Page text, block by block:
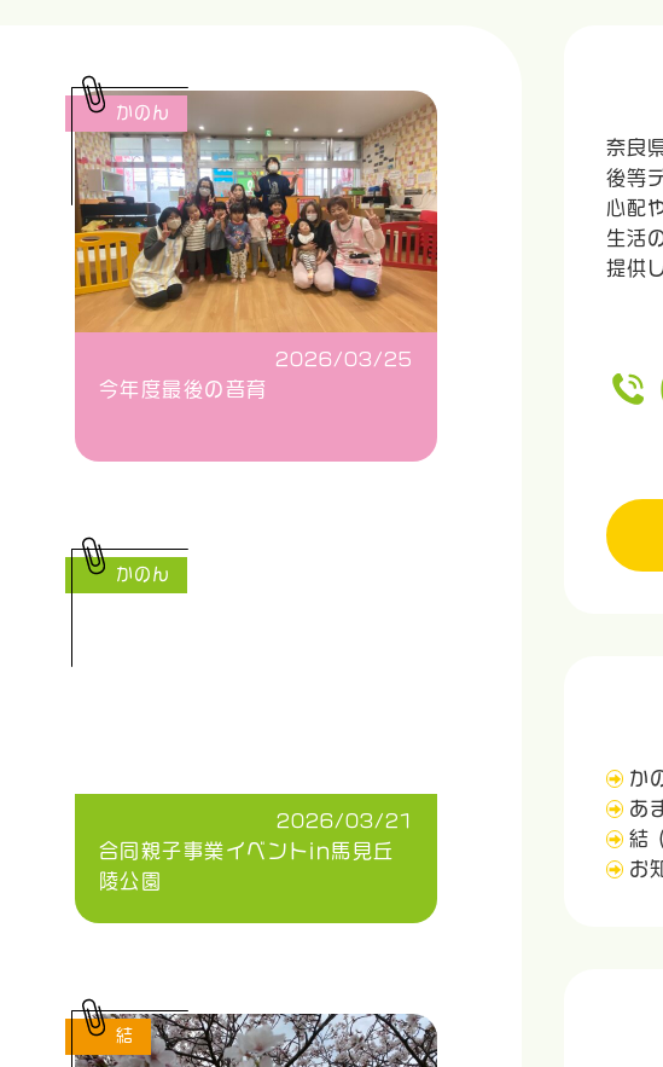
2026/03/25
今年度最後の音育
かのん
2026/03/21
合同親子事業イベントin馬見丘
陵公園
かのん
結
奈良
後等
心配
生活
提供
か
あ
結
お